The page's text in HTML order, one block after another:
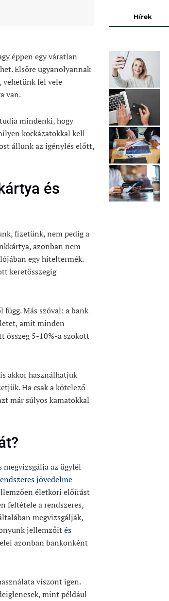
éppen egy váratlan
Elsőre ugyanolyannak
fel vele
van.
mindenki, hogy
kockázatokkal kell
állunk az igénylés előtt,
és
fizetünk, nem pedig a
azonban nem
egy hiteltermék.
keretösszegig
Más szóval: a bank
amit minden
összeg 5-10%-a szokott
akkor használhatjuk
Ha csak a kötelező
már súlyos kamatokkal
az ügyfél
jövedelme
életkori előírást
feltétele a rendszeres,
megvizsgálják,
jellemzőités
azonban bankonként
viszont igen.
mint például
Hírek